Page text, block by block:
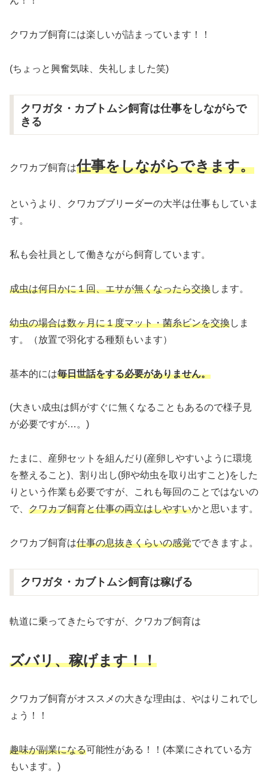
クワカブ飼育には楽しいが詰まっています！！
(ちょっと興奮気味、失礼しました笑)
クワガタ・カブトムシ飼育は仕事をしながらで
きる
クワカブ飼育は仕事をしながらできます。
というより、クワカブブリーダーの大半は仕事もしていま
す。
私も会社員として働きながら飼育しています。
成虫は何日かに１回、エサが無くなったら交換します。
幼虫の場合は数ヶ月に１度マット・菌糸ビンを交換しま
す。（放置で羽化する種類もいます）
基本的には毎日世話をする必要がありません。
(大きい成虫は餌がすぐに無くなることもあるので様子見
が必要ですが…。)
たまに、産卵セットを組んだり(産卵しやすいように環境
を整えること)、割り出し(卵や幼虫を取り出すこと)をした
りという作業も必要ですが、これも毎回のことではないの
で、 クワカブ飼育と仕事の両立はしやすいかと思います。
クワカブ飼育は仕事の息抜きくらいの感覚でできますよ。
クワガタ・カブトムシ飼育は稼げる
軌道に乗ってきたらですが、クワカブ飼育は
ズバリ、稼げます！！
クワカブ飼育がオススメの大きな理由は、やはりこれでし
ょう！！
趣味が副業になる可能性がある！！(本業にされている方
もいます。)